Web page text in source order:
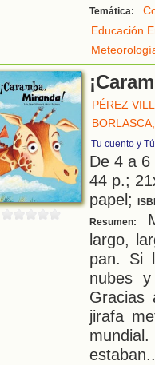
Temática:
Educación
PÉREZ
Tu cuento y Tú
De 4 a
44 p.;
papel;
Resumen:
largo,
pan. Si
nubes
Gracias
jirafa
estaban